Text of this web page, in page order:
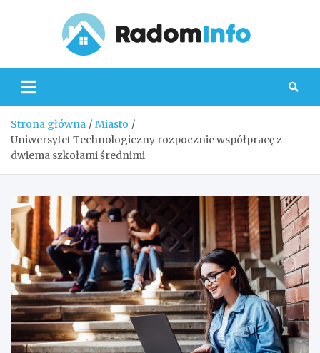
Strona główna
Miasto
Uniwersytet Technologiczny rozpocznie współpracę z
dwiema szkołami średnimi